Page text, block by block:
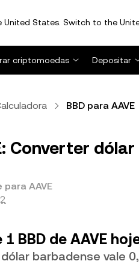
United States. Switch to the
criptomoedas
Depositar
BBD para AAVE
Converter
AAVE
BBD de AAVE
barbadense vale